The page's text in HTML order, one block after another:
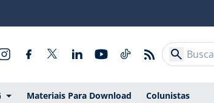
Materiais Para Download Colunistas